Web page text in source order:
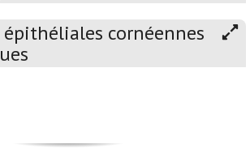
épithéliales cornéennes